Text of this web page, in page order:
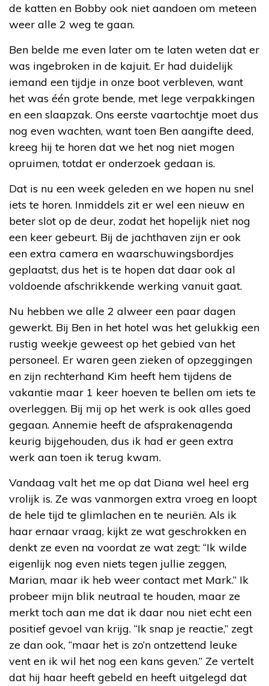
de katten en Bobby ook niet aandoen om meteen
weer alle 2 weg te gaan.
Ben belde me even later om te laten weten dat er
was ingebroken in de kajuit. Er had duidelijk
iemand een tijdje in onze boot verbleven, want
het was één grote bende, met lege verpakkingen
en een slaapzak. Ons eerste vaartochtje moet dus
nog even wachten, want toen Ben aangifte deed,
kreeg hij te horen dat we het nog niet mogen
opruimen, totdat er onderzoek gedaan is.
Dat is nu een week geleden en we hopen nu snel
iets te horen. Inmiddels zit er wel een nieuw en
beter slot op de deur, zodat het hopelijk niet nog
een keer gebeurt. Bij de jachthaven zijn er ook
een extra camera en waarschuwingsbordjes
geplaatst, dus het is te hopen dat daar ook al
voldoende afschrikkende werking vanuit gaat.
Nu hebben we alle 2 alweer een paar dagen
gewerkt. Bij Ben in het hotel was het gelukkig een
rustig weekje geweest op het gebied van het
personeel. Er waren geen zieken of opzeggingen
en zijn rechterhand Kim heeft hem tijdens de
vakantie maar 1 keer hoeven te bellen om iets te
overleggen. Bij mij op het werk is ook alles goed
gegaan. Annemie heeft de afsprakenagenda
keurig bijgehouden, dus ik had er geen extra
werk aan toen ik terug kwam.
Vandaag valt het me op dat Diana wel heel erg
vrolijk is. Ze was vanmorgen extra vroeg en loopt
de hele tijd te glimlachen en te neuriën. Als ik
haar ernaar vraag, kijkt ze wat geschrokken en
denkt ze even na voordat ze wat zegt: “Ik wilde
eigenlijk nog even niets tegen jullie zeggen,
Marian, maar ik heb weer contact met Mark.“ Ik
probeer mijn blik neutraal te houden, maar ze
merkt toch aan me dat ik daar nou niet echt een
positief gevoel van krijg. “Ik snap je reactie,” zegt
ze dan ook, “maar het is zo’n ontzettend leuke
vent en ik wil het nog een kans geven.” Ze vertelt
dat hij haar heeft gebeld en heeft uitgelegd dat